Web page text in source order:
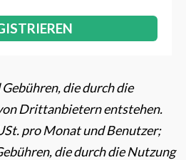
die durch die
Drittanbietern entstehen.
pro Monat und Benutzer;
die durch die Nutzung